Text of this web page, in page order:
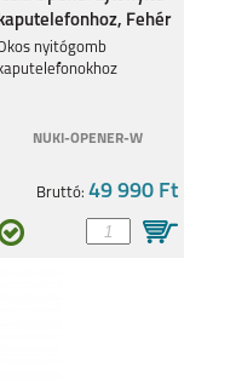
Fehér
nyitógomb
kaputelefonokhoz
NUKI-OPENER-W
Bruttó:49 990 Ft